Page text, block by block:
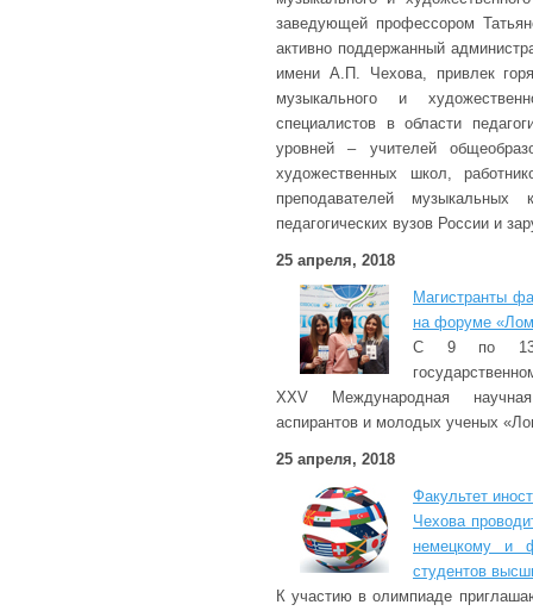
заведующей профессором
активно поддержанный
имени А.П. Чехова, привлек
музыкального и
специалистов в области
уровней – учителей
художественных школ,
преподавателей
педагогических вузов России и
25 апреля, 2018
Магистранты
на форуме
С 9 по 13
XXV Международная
аспирантов и молодых ученых
25 апреля, 2018
Факультет
Чехова
немецкому и
студентов
К участию в олимпиаде